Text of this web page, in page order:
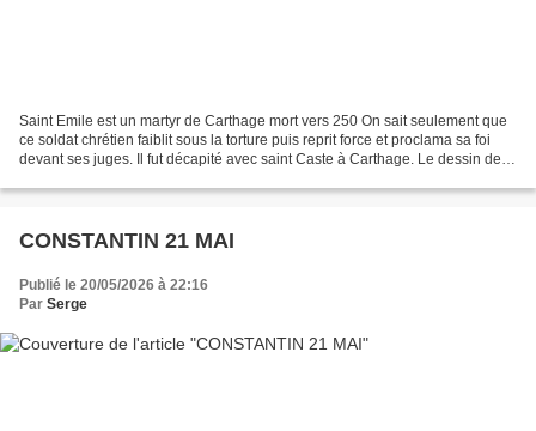
Saint Emile est un martyr de Carthage mort vers 250 On sait seulement que
ce soldat chrétien faiblit sous la torture puis reprit force et proclama sa foi
devant ses juges. Il fut décapité avec saint Caste à Carthage. Le dessin de
CONSTANTIN 21 MAI
Publié le 20/05/2026 à 22:16
Par Serge